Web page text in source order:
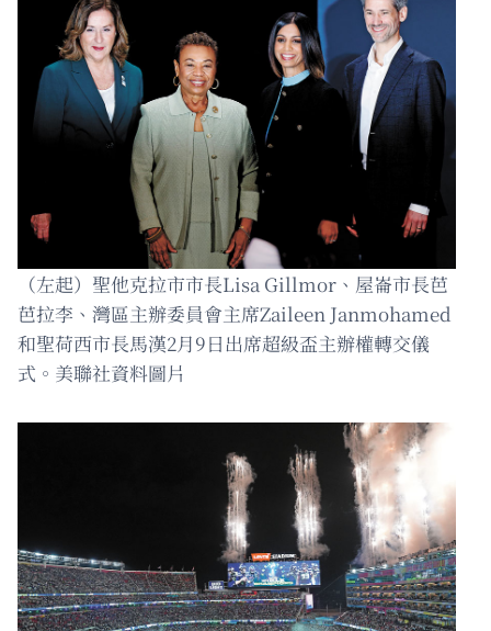
（左起）聖他克拉市市長Lisa Gillmor、屋崙市長芭
芭拉李、灣區主辦委員會主席Zaileen Janmohamed
和聖荷西市長馬漢2月9日出席超級盃主辦權轉交儀
式。美聯社資料圖片